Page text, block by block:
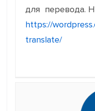
для перевода.
https://
translate/